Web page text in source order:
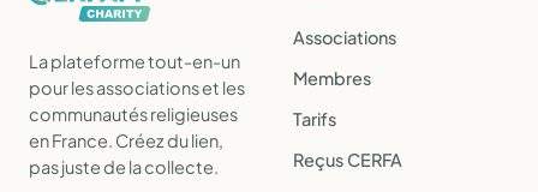
La plateforme tout-en-un
pour les associations et les
communautés religieuses
en France. Créez du lien,
pas juste de la collecte.
Associations
Membres
Tarifs
Reçus CERFA